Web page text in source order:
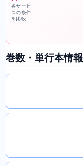
各サービ
スの条件
を比較
巻数・単行本情報